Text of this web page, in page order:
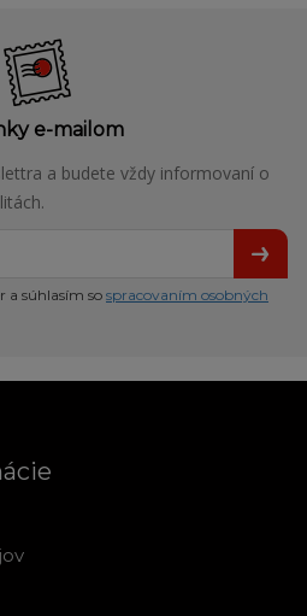
e-mailom
a budete vždy informovaní o
a súhlasím sospracovaním osobných